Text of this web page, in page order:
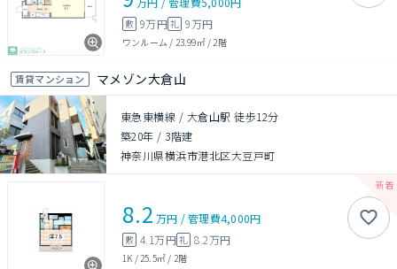
敷 9万円礼 9万円
ワンルーム / 23.99㎡/2階
賃貸マンション マメゾン大倉山
東急東横線 / 大倉山駅 徒歩12分
築20年 / 3階建
神奈川県横浜市港北区大豆戸町
8.2 万円 /管理費4,000円
敷 4.1万円礼 8.2万円
1K / 25.5㎡ / 2階